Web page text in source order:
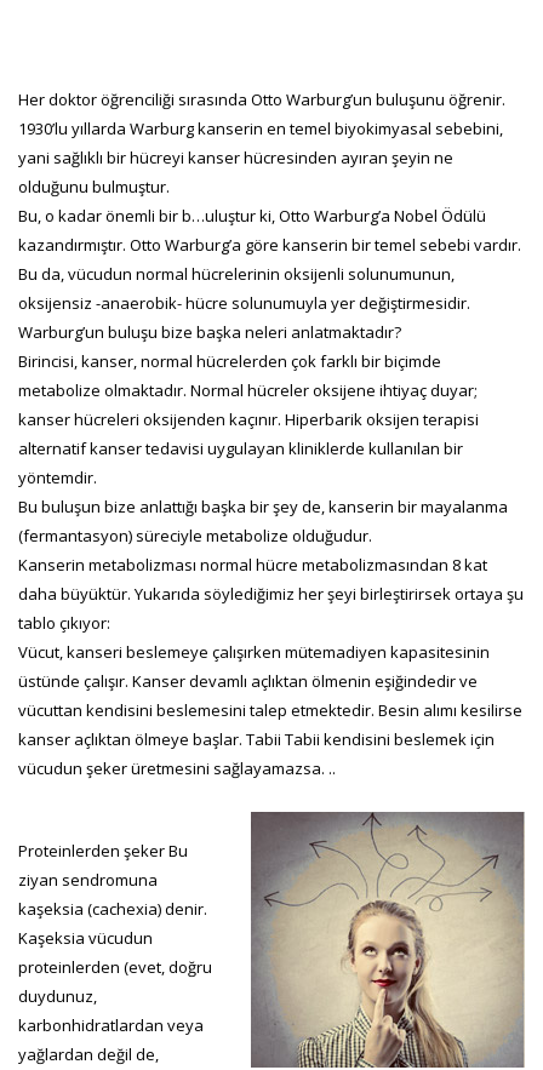
Her doktor öğrenciliği sırasında Otto Warburg’un buluşunu öğrenir.
1930’lu yıllarda Warburg kanserin en temel biyokimyasal sebebini,
yani sağlıklı bir hücreyi kanser hücresinden ayıran şeyin ne
olduğunu bulmuştur.
Bu, o kadar önemli bir b…uluştur ki, Otto Warburg’a Nobel Ödülü
kazandırmıştır. Otto Warburg’a göre kanserin bir temel sebebi vardır.
Bu da, vücudun normal hücrelerinin oksijenli solunumunun,
oksijensiz -anaerobik- hücre solunumuyla yer değiştirmesidir.
Warburg’un buluşu bize başka neleri anlatmaktadır?
Birincisi, kanser, normal hücrelerden çok farklı bir biçimde
metabolize olmaktadır. Normal hücreler oksijene ihtiyaç duyar;
kanser hücreleri oksijenden kaçınır. Hiperbarik oksijen terapisi
alternatif kanser tedavisi uygulayan kliniklerde kullanılan bir
yöntemdir.
Bu buluşun bize anlattığı başka bir şey de, kanserin bir mayalanma
(fermantasyon) süreciyle metabolize olduğudur.
Kanserin metabolizması normal hücre metabolizmasından 8 kat
daha büyüktür. Yukarıda söylediğimiz her şeyi birleştirirsek ortaya şu
tablo çıkıyor:
Vücut, kanseri beslemeye çalışırken mütemadiyen kapasitesinin
üstünde çalışır. Kanser devamlı açlıktan ölmenin eşiğindedir ve
vücuttan kendisini beslemesini talep etmektedir. Besin alımı kesilirse
kanser açlıktan ölmeye başlar. Tabii Tabii kendisini beslemek için
vücudun şeker üretmesini sağlayamazsa. ..
Proteinlerden şeker Bu
ziyan sendromuna
kaşeksia (cachexia) denir.
Kaşeksia vücudun
proteinlerden (evet, doğru
duydunuz,
karbonhidratlardan veya
yağlardan değil de,